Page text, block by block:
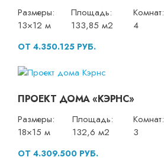
Размеры:
13×12 м
Площадь:
133,85 м2
Комнат:
4
ОТ 4.350.125 РУБ.
ПРОЕКТ ДОМА «КЭРНС»
Размеры:
18×15 м
Площадь:
132,6 м2
Комнат:
3
ОТ 4.309.500 РУБ.